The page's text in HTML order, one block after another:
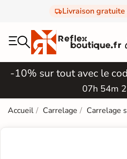
Livraison
-10% sur tout avec le
07h 54m
Accueil Carrelage Carrelage